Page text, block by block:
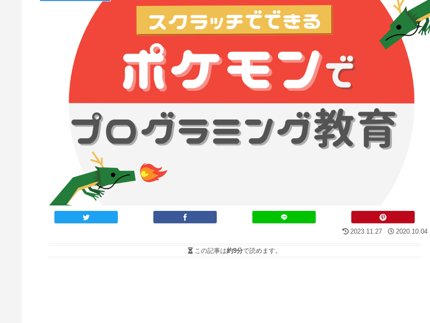
2023.11.27 2020.10.04
この記事は約9分で読めます。